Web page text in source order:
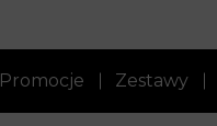
Promocje Zestawy